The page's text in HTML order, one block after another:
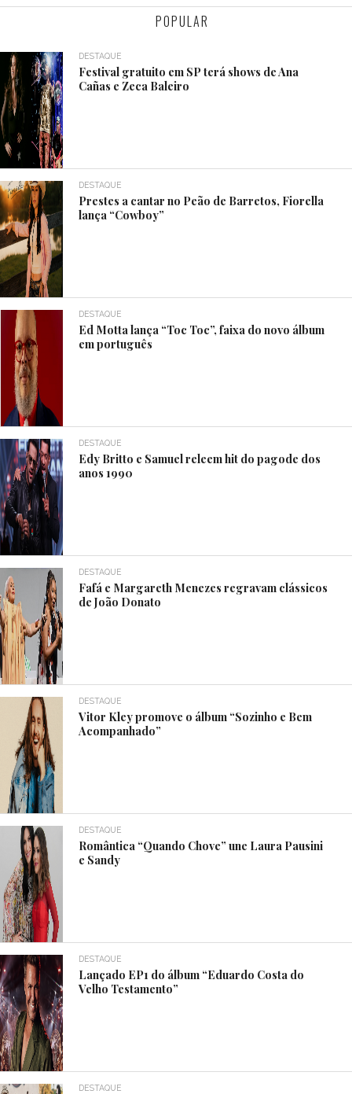
POPULAR
DESTAQUE
Festival gratuito em SP terá shows de Ana
Cañas e Zeca Baleiro
DESTAQUE
Prestes a cantar no Peão de Barretos, Fiorella
lança “Cowboy”
DESTAQUE
Ed Motta lança “Toc Toc”, faixa do novo álbum
em português
DESTAQUE
Edy Britto e Samuel releem hit do pagode dos
anos 1990
DESTAQUE
Fafá e Margareth Menezes regravam clássicos
de João Donato
DESTAQUE
Vitor Kley promove o álbum “Sozinho e Bem
Acompanhado”
DESTAQUE
Romântica “Quando Chove” une Laura Pausini
e Sandy
DESTAQUE
Lançado EP1 do álbum “Eduardo Costa do
Velho Testamento”
DESTAQUE